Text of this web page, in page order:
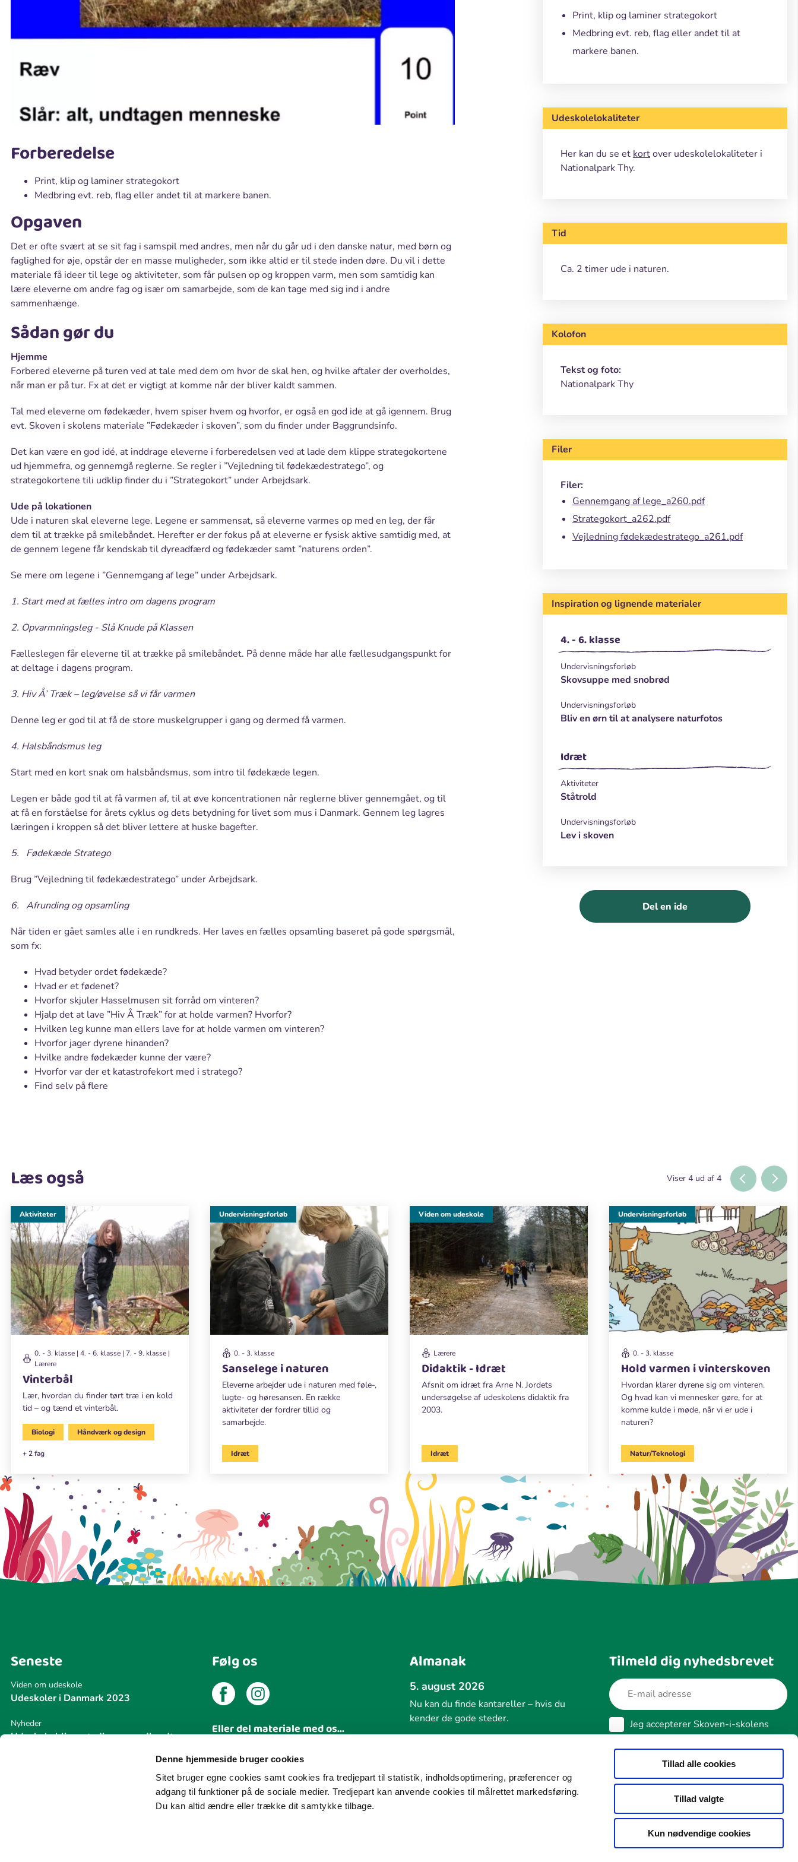
Denne hjemmeside bruger cookies
Sitet bruger egne cookies samt cookies fra tredjepart til statistik, indholdsoptimering, præferencer og
adgang til funktioner på de sociale medier. Tredjepart kan anvende cookies til målrettet markedsføring.
Du kan altid ændre eller trække dit samtykke tilbage.
Tillad alle cookies
Tillad valgte
Kun nødvendige cookies
Forberedelse
Print, klip og laminer strategokort
Medbring evt. reb, flag eller andet til at markere banen.
Opgaven
Det er ofte svært at se sit fag i samspil med andres, men når du går ud i den danske natur, med børn og
faglighed for øje, opstår der en masse muligheder, som ikke altid er til stede inden døre. Du vil i dette
materiale få ideer til lege og aktiviteter, som får pulsen op og kroppen varm, men som samtidig kan
lære eleverne om andre fag og især om samarbejde, som de kan tage med sig ind i andre
sammenhænge.
Sådan gør du
Hjemme
Forbered eleverne på turen ved at tale med dem om hvor de skal hen, og hvilke aftaler der overholdes,
når man er på tur. Fx at det er vigtigt at komme når der bliver kaldt sammen.
Tal med eleverne om fødekæder, hvem spiser hvem og hvorfor, er også en god ide at gå igennem. Brug
evt. Skoven i skolens materiale ”Fødekæder i skoven”, som du finder under Baggrundsinfo.
Det kan være en god idé, at inddrage eleverne i forberedelsen ved at lade dem klippe strategokortene
ud hjemmefra, og gennemgå reglerne. Se regler i ”Vejledning til fødekædestratego”, og
strategokortene tili udklip finder du i ”Strategokort” under Arbejdsark.
Ude på lokationen
Ude i naturen skal eleverne lege. Legene er sammensat, så eleverne varmes op med en leg, der får
dem til at trække på smilebåndet. Herefter er der fokus på at eleverne er fysisk aktive samtidig med, at
de gennem legene får kendskab til dyreadfærd og fødekæder samt ”naturens orden”.
Se mere om legene i ”Gennemgang af lege” under Arbejdsark.
1. Start med at fælles intro om dagens program
2. Opvarmningsleg - Slå Knude på Klassen
Fælleslegen får eleverne til at trække på smilebåndet. På denne måde har alle fællesudgangspunkt for
at deltage i dagens program.
3. Hiv Å’ Træk – leg/øvelse så vi får varmen
Denne leg er god til at få de store muskelgrupper i gang og dermed få varmen.
4. Halsbåndsmus leg
Start med en kort snak om halsbåndsmus, som intro til fødekæde legen.
Legen er både god til at få varmen af, til at øve koncentrationen når reglerne bliver gennemgået, og til
at få en forståelse for årets cyklus og dets betydning for livet som mus i Danmark. Gennem leg lagres
læringen i kroppen så det bliver lettere at huske bagefter.
5. Fødekæde Stratego
Brug ”Vejledning til fødekædestratego” under Arbejdsark.
6. Afrunding og opsamling
Når tiden er gået samles alle i en rundkreds. Her laves en fælles opsamling baseret på gode spørgsmål,
som fx:
Hvad betyder ordet fødekæde?
Hvad er et fødenet?
Hvorfor skjuler Hasselmusen sit forråd om vinteren?
Hjalp det at lave ”Hiv Å Træk” for at holde varmen? Hvorfor?
Hvilken leg kunne man ellers lave for at holde varmen om vinteren?
Hvorfor jager dyrene hinanden?
Hvilke andre fødekæder kunne der være?
Hvorfor var der et katastrofekort med i stratego?
Find selv på flere
Print, klip og laminer strategokort
Medbring evt. reb, flag eller andet til at
markere banen.
Udeskolelokaliteter
Her kan du se et kortover udeskolelokaliteter i
Nationalpark Thy.
Tid
Ca. 2 timer ude i naturen.
Kolofon
Tekst og foto:
Nationalpark Thy
Filer
Filer:
Gennemgang af lege_a260.pdf
Strategokort_a262.pdf
Vejledning fødekædestratego_a261.pdf
Inspiration og lignende materialer
4. - 6. klasse
Undervisningsforløb
Skovsuppe med snobrød
Undervisningsforløb
Bliv en ørn til at analysere naturfotos
Idræt
Aktiviteter
Ståtrold
Undervisningsforløb
Lev i skoven
Del en ide
Læs også Viser 4ud af 4
0. - 3. klasse | 4. - 6. klasse | 7. - 9. klasse |
Lærere
Vinterbål
Lær, hvordan du finder tørt træ i en kold
tid – og tænd et vinterbål.
Aktiviteter
Biologi Håndværk og design
+ 2 fag
0. - 3. klasse
Sanselege i naturen
Eleverne arbejder ude i naturen med føle-,
lugte- og høresansen. En række
aktiviteter der fordrer tillid og
samarbejde.
Undervisningsforløb
Idræt
Lærere
Didaktik - Idræt
Afsnit om idræt fra Arne N. Jordets
undersøgelse af udeskolens didaktik fra
2003.
Viden om udeskole
Idræt
0. - 3. klasse
Hold varmen i vinterskoven
Hvordan klarer dyrene sig om vinteren.
Og hvad kan vi mennesker gøre, for at
komme kulde i møde, når vi er ude i
naturen?
Undervisningsforløb
Natur/Teknologi
Seneste
Viden om udeskole
Udeskoler i Danmark 2023
Nyheder
Udeskole bliver stadig mere udbredt
Naturvejledning Danmark modtager
Følg os
Eller del materiale med os...
Del din idé
Almanak
5. august 2026
Nu kan du finde kantareller – hvis du
kender de gode steder.
Tilmeld dig nyhedsbrevet
Jeg accepterer Skoven-i-skolens
betingelser for behandling af data
Læs vores cookie- og datapolitik